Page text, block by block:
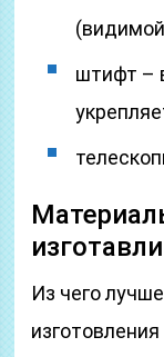
штифт –
Из чего